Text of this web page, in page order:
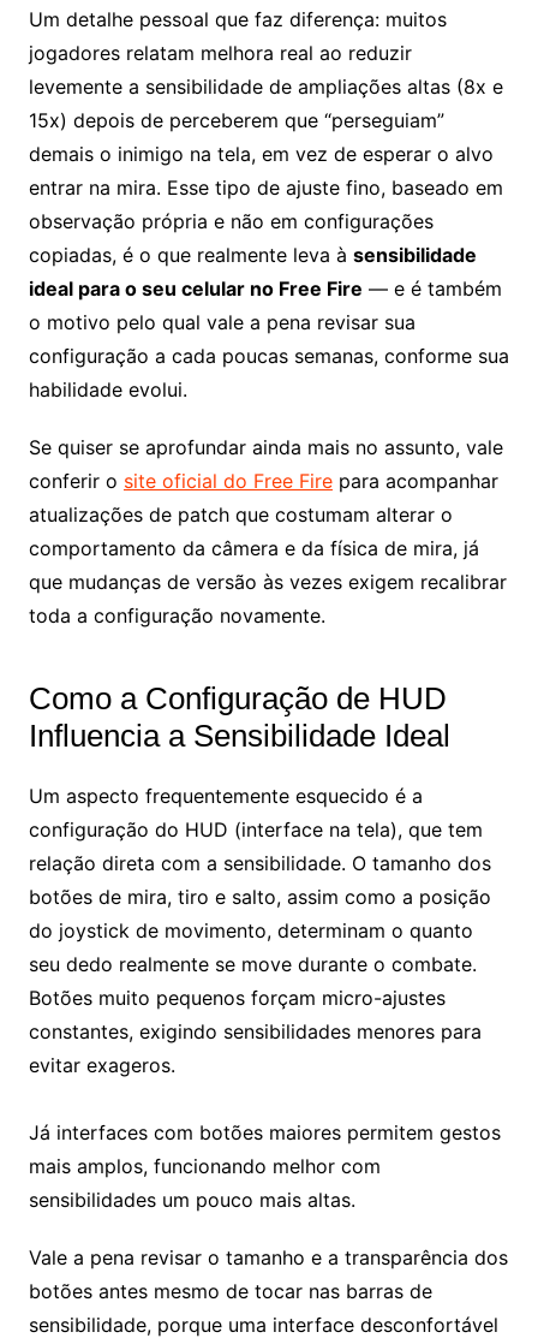
Um detalhe pessoal que faz diferença: muitos
jogadores relatam melhora real ao reduzir
levemente a sensibilidade de ampliações altas (8x e
15x) depois de perceberem que “perseguiam”
demais o inimigo na tela, em vez de esperar o alvo
entrar na mira. Esse tipo de ajuste fino, baseado em
observação própria e não em configurações
copiadas, é o que realmente leva à sensibilidade
ideal para o seu celular no Free Fire — e é também
o motivo pelo qual vale a pena revisar sua
configuração a cada poucas semanas, conforme sua
habilidade evolui.
Se quiser se aprofundar ainda mais no assunto, vale
conferir o site oficial do Free Firepara acompanhar
atualizações de patch que costumam alterar o
comportamento da câmera e da física de mira, já
que mudanças de versão às vezes exigem recalibrar
toda a configuração novamente.
Como a Configuração de HUD
Influencia a Sensibilidade Ideal
Um aspecto frequentemente esquecido é a
configuração do HUD (interface na tela), que tem
relação direta com a sensibilidade. O tamanho dos
botões de mira, tiro e salto, assim como a posição
do joystick de movimento, determinam o quanto
seu dedo realmente se move durante o combate.
Botões muito pequenos forçam micro-ajustes
constantes, exigindo sensibilidades menores para
evitar exageros.
Já interfaces com botões maiores permitem gestos
mais amplos, funcionando melhor com
sensibilidades um pouco mais altas.
Vale a pena revisar o tamanho e a transparência dos
botões antes mesmo de tocar nas barras de
sensibilidade, porque uma interface desconfortável